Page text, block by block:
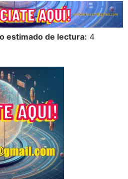
estimado de lectura: 4